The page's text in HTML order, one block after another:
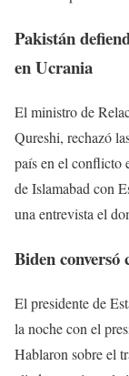
Pakistán
en Ucrania
El ministro de
Qureshi, rechazó
país en el conflicto
de Islamabad con
una entrevista el
Biden conversó
El presidente de
la noche con el
Hablaron sobre el